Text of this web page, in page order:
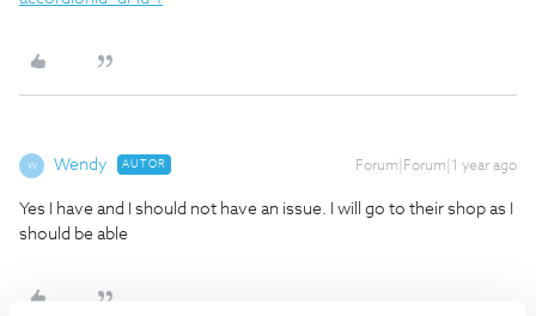
W Wendy AUTOR Forum|Forum|1 year ago
Yes I have and I should not have an issue. I will go to their shop as I
should be able